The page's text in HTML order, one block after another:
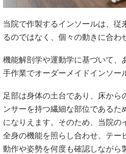
当院で作製するインソールは、従
るのではなく、個々の動きに合わ
機能解剖学や運動学に基づいて、
手作業でオーダーメイドインソー
足部は身体の土台であり、床から
ンサーを持つ繊細な部位であるた
になりえます。そのため、当院の
全身の機能を照らし合わせ、テー
動作や姿勢を何度も確認しながら